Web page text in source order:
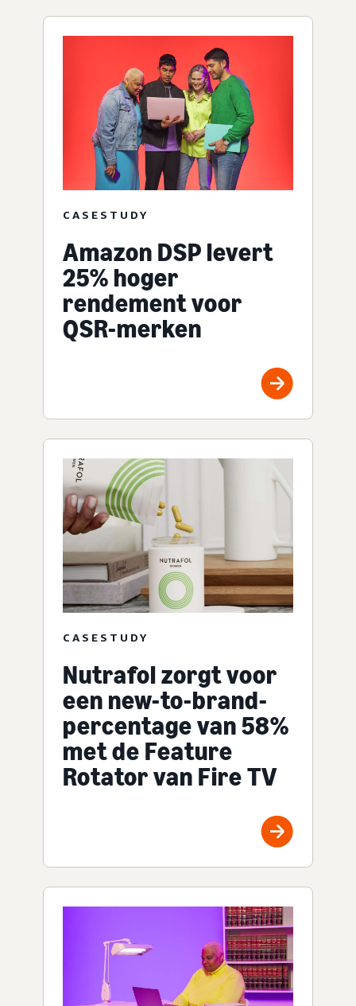
CASESTUDY
Amazon DSP levert
25% hoger
rendement voor
QSR-merken
CASESTUDY
Nutrafol zorgt voor
een new-to-brand-
percentage van 58%
met de Feature
Rotator van Fire TV